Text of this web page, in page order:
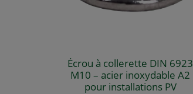
Écrou à collerette DIN 6923
M10 – acier inoxydable A2
pour installations PV